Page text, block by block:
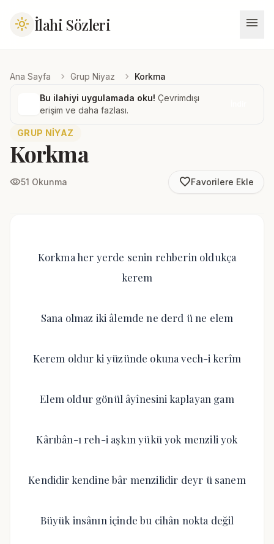
light_mode İlahi Sözleri menu
Ana Sayfa chevron_right Grup Niyaz chevron_right Korkma
Bu ilahiyi uygulamada oku! Çevrimdışı
erişim ve daha fazlası.
GRUP NIYAZ
Korkma
visibility51 Okunma favorite_borderFavorilere Ekle
Korkma her yerde senin rehberin oldukça
kerem
Sana olmaz iki âlemde ne derd ü ne elem
Kerem oldur ki yüzünde okuna vech-i kerîm
Elem oldur gönül âyînesini kaplayan gam
Kârıbân-ı reh-i aşkın yükü yok menzili yok
Kendidir kendine bâr menzilidir deyr ü sanem
Büyük insânın içinde bu cihân nokta değil